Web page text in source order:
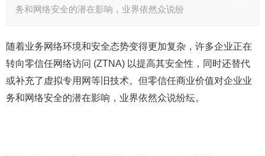
务和网络安全的潜在影响，业界依然众说纷
随着业务网络环境和安全态势变得更加复杂，许多企业正在
转向零信任网络访问 (ZTNA) 以提高其安全性，同时还替代
或补充了虚拟专用网等旧技术。但零信任商业价值对企业业
务和网络安全的潜在影响，业界依然众说纷纭。